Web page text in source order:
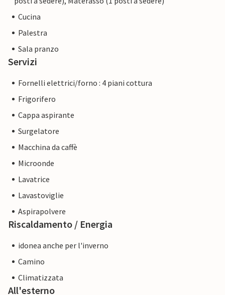
Cucina
Palestra
Sala pranzo
Servizi
Fornelli elettrici/forno : 4 piani cottura
Frigorifero
Cappa aspirante
Surgelatore
Macchina da caffè
Microonde
Lavatrice
Lavastoviglie
Aspirapolvere
Riscaldamento / Energia
idonea anche per l'inverno
Camino
Climatizzata
All'esterno